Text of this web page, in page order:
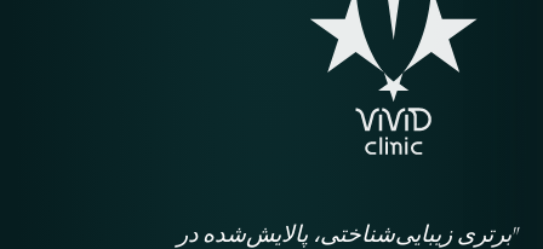
"برتری زیبایی‌شناختی، پالایش‌شده در